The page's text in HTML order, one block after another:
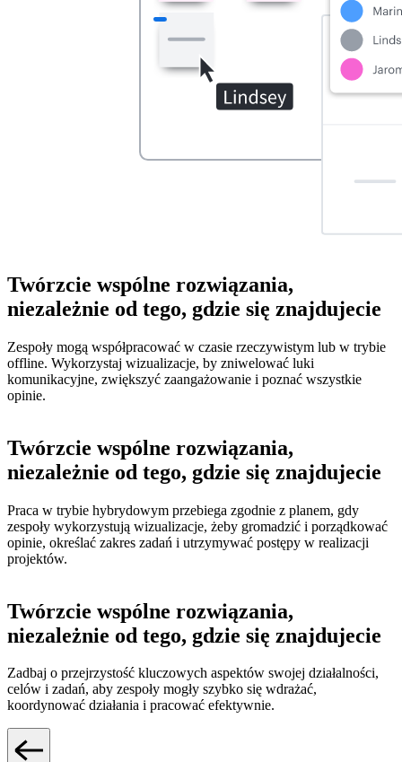
Twórzcie wspólne rozwiązania,
niezależnie od tego, gdzie się znajdujecie
Zespoły mogą współpracować w czasie rzeczywistym lub w trybie
offline. Wykorzystaj wizualizacje, by zniwelować luki
komunikacyjne, zwiększyć zaangażowanie i poznać wszystkie
opinie.
Twórzcie wspólne rozwiązania,
niezależnie od tego, gdzie się znajdujecie
Praca w trybie hybrydowym przebiega zgodnie z planem, gdy
zespoły wykorzystują wizualizacje, żeby gromadzić i porządkować
opinie, określać zakres zadań i utrzymywać postępy w realizacji
projektów.
Twórzcie wspólne rozwiązania,
niezależnie od tego, gdzie się znajdujecie
Zadbaj o przejrzystość kluczowych aspektów swojej działalności,
celów i zadań, aby zespoły mogły szybko się wdrażać,
koordynować działania i pracować efektywnie.